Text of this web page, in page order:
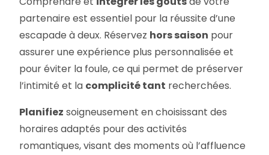
partenaire est essentiel pour la réussite d’une
escapade à deux. Réservez hors saison pour
assurer une expérience plus personnalisée et
pour éviter la foule, ce qui permet de préserver
l’intimité et la complicité tant recherchées.
Planifiez soigneusement en choisissant des
horaires adaptés pour des activités
romantiques, visant des moments où l’affluence